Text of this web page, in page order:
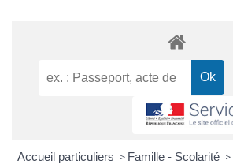
Accueil particuliers > Famille - Scolarité >